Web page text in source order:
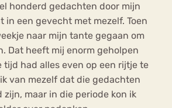
honderd gedachten door mijn
in een gevecht met mezelf. Toen
naar mijn tante gegaan om
Dat heeft mij enorm geholpen
tijd had alles even op een rijtje te
van mezelf dat die gedachten
zijn, maar in die periode kon ik